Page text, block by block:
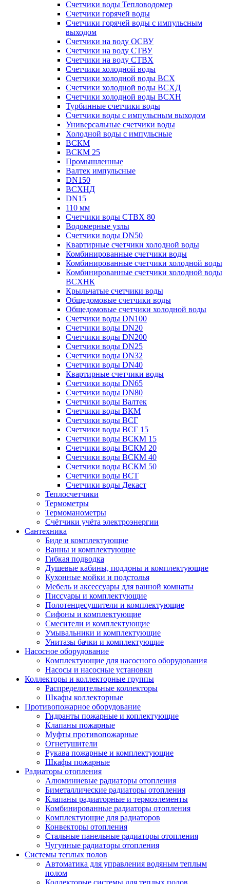
Счетчики воды Тепловодомер
Счетчики горячей воды
Счетчики горячей воды с импульсным
выходом
Счетчики на воду ОСВУ
Счетчики на воду СТВУ
Счетчики на воду СТВХ
Счетчики холодной воды
Счетчики холодной воды ВСХ
Счетчики холодной воды ВСХД
Счетчики холодной воды ВСХН
Турбинные счетчики воды
Счетчики воды с импульсным выходом
Универсальные счетчики воды
Холодной воды с импульсные
ВСКМ
ВСКМ 25
Промышленные
Валтек импульсные
DN150
ВСХНД
DN15
110 мм
Счетчики воды СТВХ 80
Водомерные узлы
Счетчики воды DN50
Квартирные счетчики холодной воды
Комбинированные счетчики воды
Комбинированные счетчики холодной воды
Комбинированные счетчики холодной воды
ВСХНК
Крыльчатые счетчики воды
Общедомовые счетчики воды
Общедомовые счетчики холодной воды
Счетчики воды DN100
Счетчики воды DN20
Счетчики воды DN200
Счетчики воды DN25
Счетчики воды DN32
Счетчики воды DN40
Квартирные счетчики воды
Счетчики воды DN65
Счетчики воды DN80
Счетчики воды Валтек
Счетчики воды ВКМ
Счетчики воды ВСГ
Счетчики воды ВСГ 15
Счетчики воды ВСКМ 15
Счетчики воды ВСКМ 20
Счетчики воды ВСКМ 40
Счетчики воды ВСКМ 50
Счетчики воды ВСТ
Счетчики воды Декаст
Теплосчетчики
Термометры
Термоманометры
Счётчики учёта электроэнергии
Сантехника
Биде и комплектующие
Ванны и комплектующие
Гибкая подводка
Душевые кабины, поддоны и комплектующие
Кухонные мойки и подстолья
Мебель и аксессуары для ванной комнаты
Писсуары и комплектующие
Полотенцесушители и комплектующие
Сифоны и комплектующие
Смесители и комплектующие
Умывальники и комплектующие
Унитазы бачки и комплектующие
Насосное оборудование
Комплектующие для насосного оборудования
Насосы и насосные установки
Коллекторы и коллекторные группы
Распределительные коллекторы
Шкафы коллекторные
Противопожарное оборудование
Гидранты пожарные и коплектующие
Клапаны пожарные
Муфты противопожарные
Огнетушители
Рукава пожарные и комплектующие
Шкафы пожарные
Радиаторы отопления
Алюминиевые радиаторы отопления
Биметаллические радиаторы отопления
Клапаны радиаторные и термоэлементы
Комбинированные радиаторы отопления
Комплектующие для радиаторов
Конвекторы отопления
Стальные панельные радиаторы отопления
Чугунные радиаторы отопления
Системы теплых полов
Автоматика для управления водяным теплым
полом
Коллекторые системы для теплых полов